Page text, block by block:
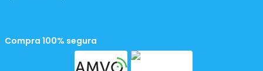
Compra 100% segura